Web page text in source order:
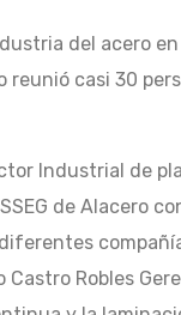
del acero
casi 30
Industrial de
de Alacero
Robles